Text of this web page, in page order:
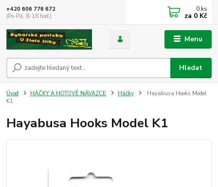
Menu
Hledat
+420 606 776 672
(Po-Pá, 8-18 hod.)
0 ks
za 0 Kč
Úvod HÁČKY A HOTOVÉ NÁVAZCE Háčky
Hayabusa Hooks Model
K1
Hayabusa Hooks Model K1